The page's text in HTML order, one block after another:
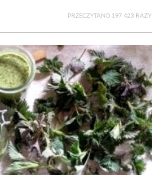
PRZECZYTANO 197 423 RAZY